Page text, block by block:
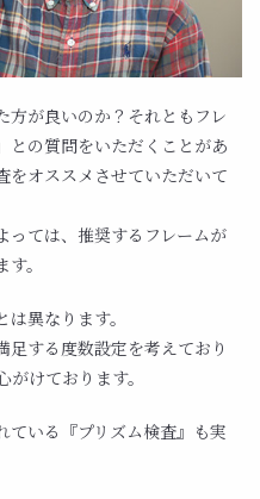
方が良いのか？それともフレ
との質問をいただくことがあ
をオススメさせていただいて
っては、推奨するフレームが
。
異なります。
する度数設定を考えており
けております。
ている『プリズム検査』も実